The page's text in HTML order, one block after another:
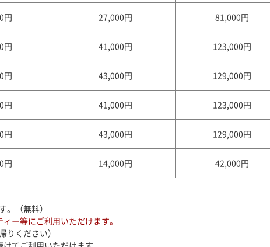
円 27,000円 81,000円
円 41,000円 123,000円
円 43,000円 129,000円
円 41,000円 123,000円
円 43,000円 129,000円
円 14,000円 42,000円
（無料）
ー等にご利用いただけます。
りください）